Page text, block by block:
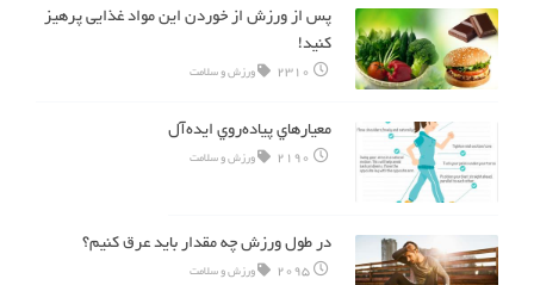
پس از ورزش از خوردن این مواد غذایی پرهیز
کنید!
2310 ورزش و سلامت
معيارهاي پياده‌روي ايده‌آل
2190 ورزش و سلامت
در طول ورزش چه مقدار باید عرق کنیم؟
2095 ورزش و سلامت